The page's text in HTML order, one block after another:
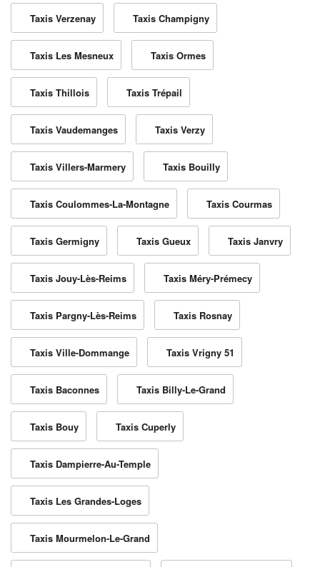
Taxis Verzenay Taxis Champigny
Taxis Les Mesneux Taxis Ormes
Taxis Thillois Taxis Trépail
Taxis Vaudemanges Taxis Verzy
Taxis Villers-Marmery Taxis Bouilly
Taxis Coulommes-La-Montagne Taxis Courmas
Taxis Germigny Taxis Gueux Taxis Janvry
Taxis Jouy-Lès-Reims Taxis Méry-Prémecy
Taxis Pargny-Lès-Reims Taxis Rosnay
Taxis Ville-Dommange Taxis Vrigny 51
Taxis Baconnes Taxis Billy-Le-Grand
Taxis Bouy Taxis Cuperly
Taxis Dampierre-Au-Temple
Taxis Les Grandes-Loges
Taxis Mourmelon-Le-Grand